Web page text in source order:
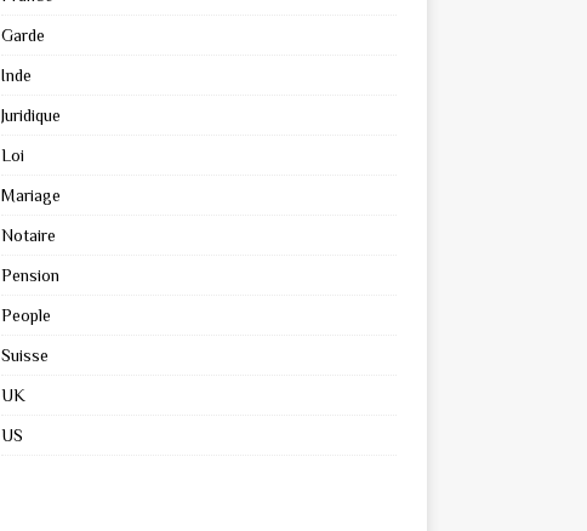
Garde
Inde
Juridique
Loi
Mariage
Notaire
Pension
People
Suisse
UK
US